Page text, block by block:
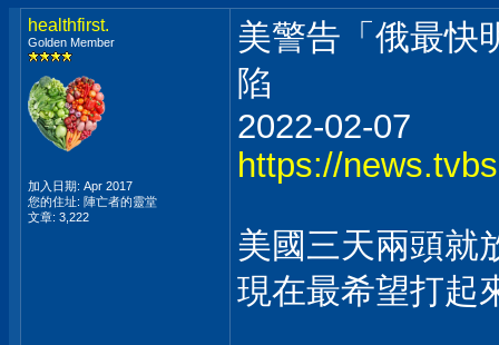
healthfirst.
Golden Member
加入日期: Apr 2017
您的住址: 陣亡者的靈堂
文章: 3,222
美警告「俄最
陷
2022-02-07
https://
美國三天兩頭就
現在最希望打起